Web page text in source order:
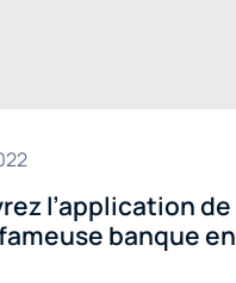
l’application de
banque en